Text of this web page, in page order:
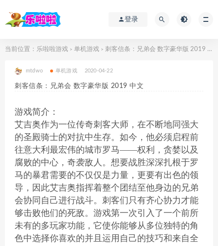
登录
当前位置： 乐啦啦游戏 > 单机游戏 > 刺客信条：兄弟会 数字豪华版 2019 中文
mtdwo 单机游戏 2020-04-22
刺客信条：兄弟会 数字豪华版 2019 中文
游戏简介：
艾吉奥作为一位传奇刺客大师，在不断地同强大
的圣殿骑士的对抗中生存。如今，他必须启程前
往意大利最宏伟的城市罗马——权利，贪婪以及
腐败的中心，奇袭敌人。想要战胜深深扎根于罗
马的暴君需要的不仅仅是力量，更要有出色的领
导，因此艾吉奥指挥着整个团结至他身边的兄弟
会协同自己进行战斗。刺客们只有齐心协力才能
够击败他们的死敌。游戏第一次引入了一个前所
未有的多玩家功能，它使你能够从多位独特的角
色中选择你喜欢的并且运用自己的技巧和来自全